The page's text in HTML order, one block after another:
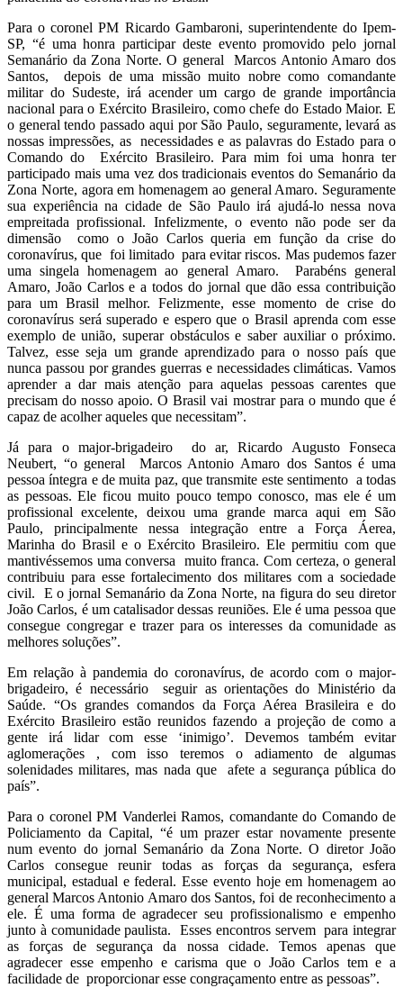
Para o coronel PM Ricardo Gambaroni, superintendente do Ipem-
SP, “é uma honra participar deste evento promovido pelo jornal
Semanário da Zona Norte. O general Marcos Antonio Amaro dos
Santos, depois de uma missão muito nobre como comandante
militar do Sudeste, irá acender um cargo de grande importância
nacional para o Exército Brasileiro, como chefe do Estado Maior. E
o general tendo passado aqui por São Paulo, seguramente, levará as
nossas impressões, as necessidades e as palavras do Estado para o
Comando do Exército Brasileiro. Para mim foi uma honra ter
participado mais uma vez dos tradicionais eventos do Semanário da
Zona Norte, agora em homenagem ao general Amaro. Seguramente
sua experiência na cidade de São Paulo irá ajudá-lo nessa nova
empreitada profissional. Infelizmente, o evento não pode ser da
dimensão como o João Carlos queria em função da crise do
coronavírus, que foi limitado para evitar riscos. Mas pudemos fazer
uma singela homenagem ao general Amaro. Parabéns general
Amaro, João Carlos e a todos do jornal que dão essa contribuição
para um Brasil melhor. Felizmente, esse momento de crise do
coronavírus será superado e espero que o Brasil aprenda com esse
exemplo de união, superar obstáculos e saber auxiliar o próximo.
Talvez, esse seja um grande aprendizado para o nosso país que
nunca passou por grandes guerras e necessidades climáticas. Vamos
aprender a dar mais atenção para aquelas pessoas carentes que
precisam do nosso apoio. O Brasil vai mostrar para o mundo que é
capaz de acolher aqueles que necessitam”.
Já para o major-brigadeiro do ar, Ricardo Augusto Fonseca
Neubert, “o general Marcos Antonio Amaro dos Santos é uma
pessoa íntegra e de muita paz, que transmite este sentimento a todas
as pessoas. Ele ficou muito pouco tempo conosco, mas ele é um
profissional excelente, deixou uma grande marca aqui em São
Paulo, principalmente nessa integração entre a Força Áerea,
Marinha do Brasil e o Exército Brasileiro. Ele permitiu com que
mantivéssemos uma conversa muito franca. Com certeza, o general
contribuiu para esse fortalecimento dos militares com a sociedade
civil. E o jornal Semanário da Zona Norte, na figura do seu diretor
João Carlos, é um catalisador dessas reuniões. Ele é uma pessoa que
consegue congregar e trazer para os interesses da comunidade as
melhores soluções”.
Em relação à pandemia do coronavírus, de acordo com o major-
brigadeiro, é necessário seguir as orientações do Ministério da
Saúde. “Os grandes comandos da Força Aérea Brasileira e do
Exército Brasileiro estão reunidos fazendo a projeção de como a
gente irá lidar com esse ‘inimigo’. Devemos também evitar
aglomerações , com isso teremos o adiamento de algumas
solenidades militares, mas nada que afete a segurança pública do
país”.
Para o coronel PM Vanderlei Ramos, comandante do Comando de
Policiamento da Capital, “é um prazer estar novamente presente
num evento do jornal Semanário da Zona Norte. O diretor João
Carlos consegue reunir todas as forças da segurança, esfera
municipal, estadual e federal. Esse evento hoje em homenagem ao
general Marcos Antonio Amaro dos Santos, foi de reconhecimento a
ele. É uma forma de agradecer seu profissionalismo e empenho
junto à comunidade paulista. Esses encontros servem para integrar
as forças de segurança da nossa cidade. Temos apenas que
agradecer esse empenho e carisma que o João Carlos tem e a
facilidade de proporcionar esse congraçamento entre as pessoas”.